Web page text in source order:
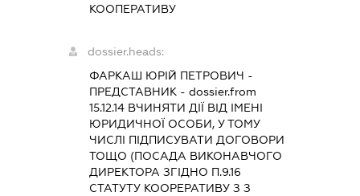
КООПЕРАТИВУ
dossier.heads:
ФАРКАШ ЮРІЙ ПЕТРОВИЧ -
ПРЕДСТАВНИК - dossier.from
15.12.14ВЧИНЯТИ ДІЇ ВІД ІМЕНІ
ЮРИДИЧНОЇ ОСОБИ, У ТОМУ
ЧИСЛІ ПІДПИСУВАТИ ДОГОВОРИ
ТОЩО (ПОСАДА ВИКОНАВЧОГО
ДИРЕКТОРА ЗГІДНО П.9.16
СТАТУТУ КООРЕРАТИВУ З З